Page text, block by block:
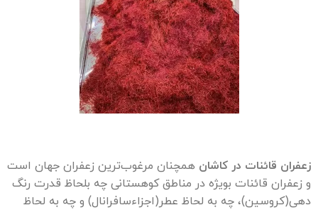
زعفران قائنات در کاشان همچنان مرغوب‌ترین زعفران جهان است
و زعفران قائنات بویژه در مناطق کوهستانی چه بلحاظ قدرت رنگ
دهی(کروسین)، چه به لحاظ عطر(اجزاءسافرانال) و چه به لحاظ